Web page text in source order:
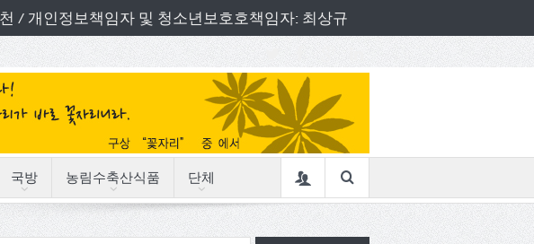
/ 개인정보책임자 및 청소년보호호책임자: 최상규
국방 농림수축산식품 단체